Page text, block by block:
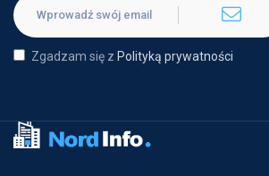
Zgadzam się z Polityką prywatności